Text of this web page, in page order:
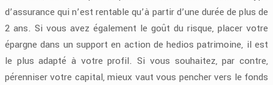
d’assurance qui n’est rentable qu’à partir d’une durée de plus de
2 ans. Si vous avez également le goût du risque, placer votre
épargne dans un support en action de hedios patrimoine, il est
le plus adapté à votre profil. Si vous souhaitez, par contre,
pérenniser votre capital, mieux vaut vous pencher vers le fonds